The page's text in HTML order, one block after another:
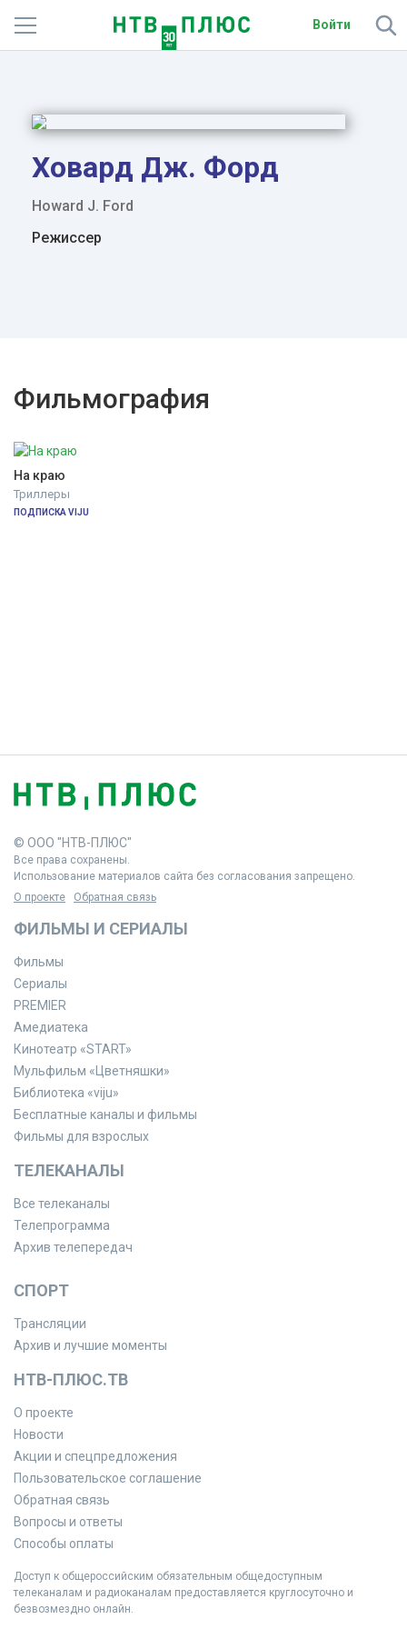
Войти
Фильмы и сериалы
Спорт
Подписки
Радио
Ховард Дж. Форд
Howard J. Ford
Режиссер
Фильмография
На краю
Триллеры
ПОДПИСКА VIJU
© ООО "НТВ-ПЛЮС"
Все права сохранены.
Использование материалов сайта без согласования запрещено.
О проекте
Обратная связь
ФИЛЬМЫ И СЕРИАЛЫ
Фильмы
Сериалы
PREMIER
Амедиатека
Кинотеатр «START»
Мульфильм «Цветняшки»
Библиотека «viju»
Бесплатные каналы и фильмы
Фильмы для взрослых
ТЕЛЕКАНАЛЫ
Все телеканалы
Телепрограмма
Архив телепередач
СПОРТ
Трансляции
Архив и лучшие моменты
НТВ-ПЛЮС.ТВ
О проекте
Новости
Акции и спецпредложения
Пользовательское соглашение
Обратная связь
Вопросы и ответы
Способы оплаты
Доступ к общероссийским обязательным общедоступным
телеканалам и радиоканалам предоставляется круглосуточно и
безвозмездно онлайн.